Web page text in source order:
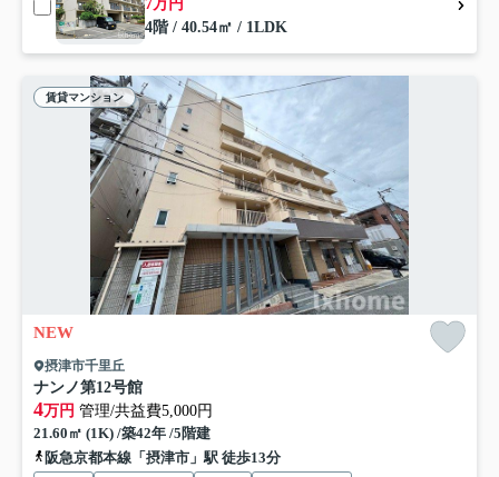
7万円
4階 / 40.54㎡ / 1LDK
賃貸マンション
NEW
摂津市千里丘
ナンノ第12号館
4万円 管理/共益費5,000円
21.60㎡ (1K) /築42年 /5階建
阪急京都本線「摂津市」駅 徒歩13分